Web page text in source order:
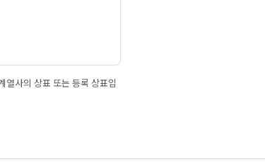
사의 상표 또는 등록 상표입